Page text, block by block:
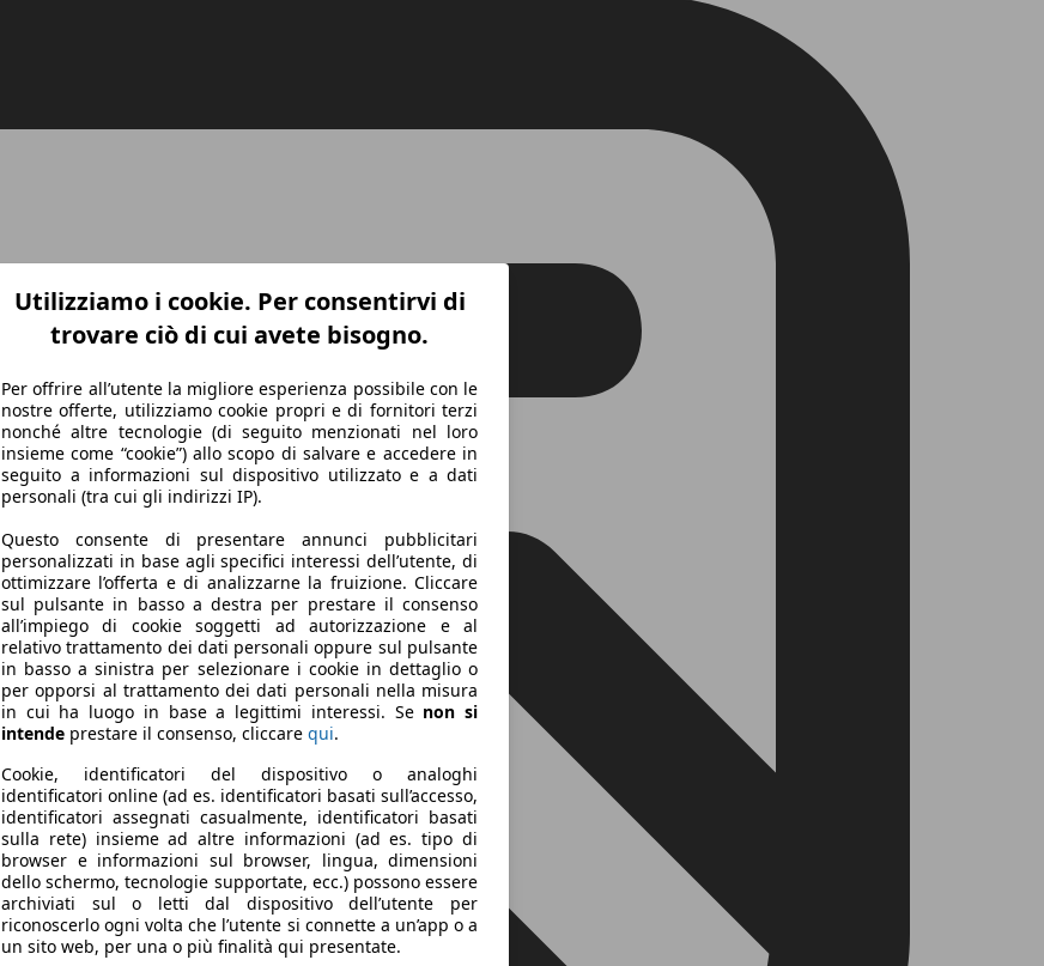
Utilizziamo i cookie. Per consentirvi di
trovare ciò di cui avete bisogno.
Per offrire all’utente la migliore esperienza possibile con le
nostre offerte, utilizziamo cookie propri e di fornitori terzi
nonché altre tecnologie (di seguito menzionati nel loro
insieme come “cookie”) allo scopo di salvare e accedere in
seguito a informazioni sul dispositivo utilizzato e a dati
personali (tra cui gli indirizzi IP).
Questo consente di presentare annunci pubblicitari
personalizzati in base agli specifici interessi dell’utente, di
ottimizzare l’offerta e di analizzarne la fruizione. Cliccare
sul pulsante in basso a destra per prestare il consenso
all’impiego di cookie soggetti ad autorizzazione e al
relativo trattamento dei dati personali oppure sul pulsante
in basso a sinistra per selezionare i cookie in dettaglio o
per opporsi al trattamento dei dati personali nella misura
in cui ha luogo in base a legittimi interessi. Se non si
intende prestare il consenso, cliccare qui.
Cookie, identificatori del dispositivo o analoghi
identificatori online (ad es. identificatori basati sull’accesso,
identificatori assegnati casualmente, identificatori basati
sulla rete) insieme ad altre informazioni (ad es. tipo di
browser e informazioni sul browser, lingua, dimensioni
dello schermo, tecnologie supportate, ecc.) possono essere
archiviati sul o letti dal dispositivo dell’utente per
riconoscerlo ogni volta che l’utente si connette a un’app o a
un sito web, per una o più finalità qui presentate.